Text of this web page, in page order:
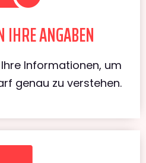
IHRE ANGABEN
Informationen, um
genau zu verstehen.